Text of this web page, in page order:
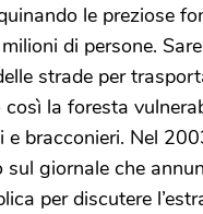
le preziose
di persone.
strade per
così la foresta
bracconieri. Nel
sul giornale che
per discutere